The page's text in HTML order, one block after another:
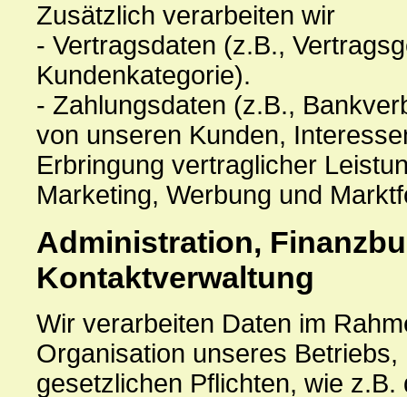
Zusätzlich verarbeiten wir
- Vertragsdaten (z.B.,
Kundenkategorie).
- Zahlungsdaten (z.B.,
von unseren Kunden,
Erbringung vertraglicher
Marketing, Werbung und
Administration,
Kontaktverwaltung
Wir verarbeiten Daten im
Organisation unseres
gesetzlichen Pflichten, wie